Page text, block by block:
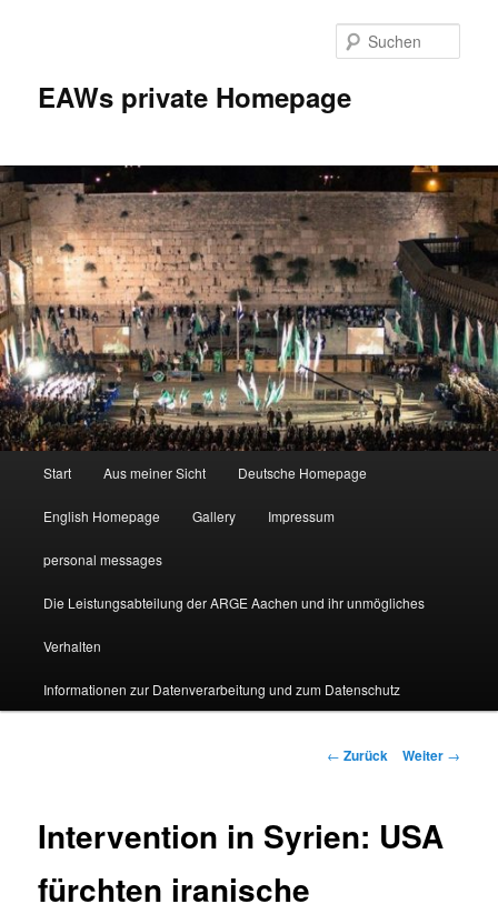
EAWs private Homepage
Start Aus meiner Sicht Deutsche Homepage
English Homepage Gallery Impressum
personal messages
Die Leistungsabteilung der ARGE Aachen und ihr unmögliches
Verhalten
Informationen zur Datenverarbeitung und zum Datenschutz
Beitragsnavigation
← Zurück Weiter →
Intervention in Syrien: USA
fürchten iranische